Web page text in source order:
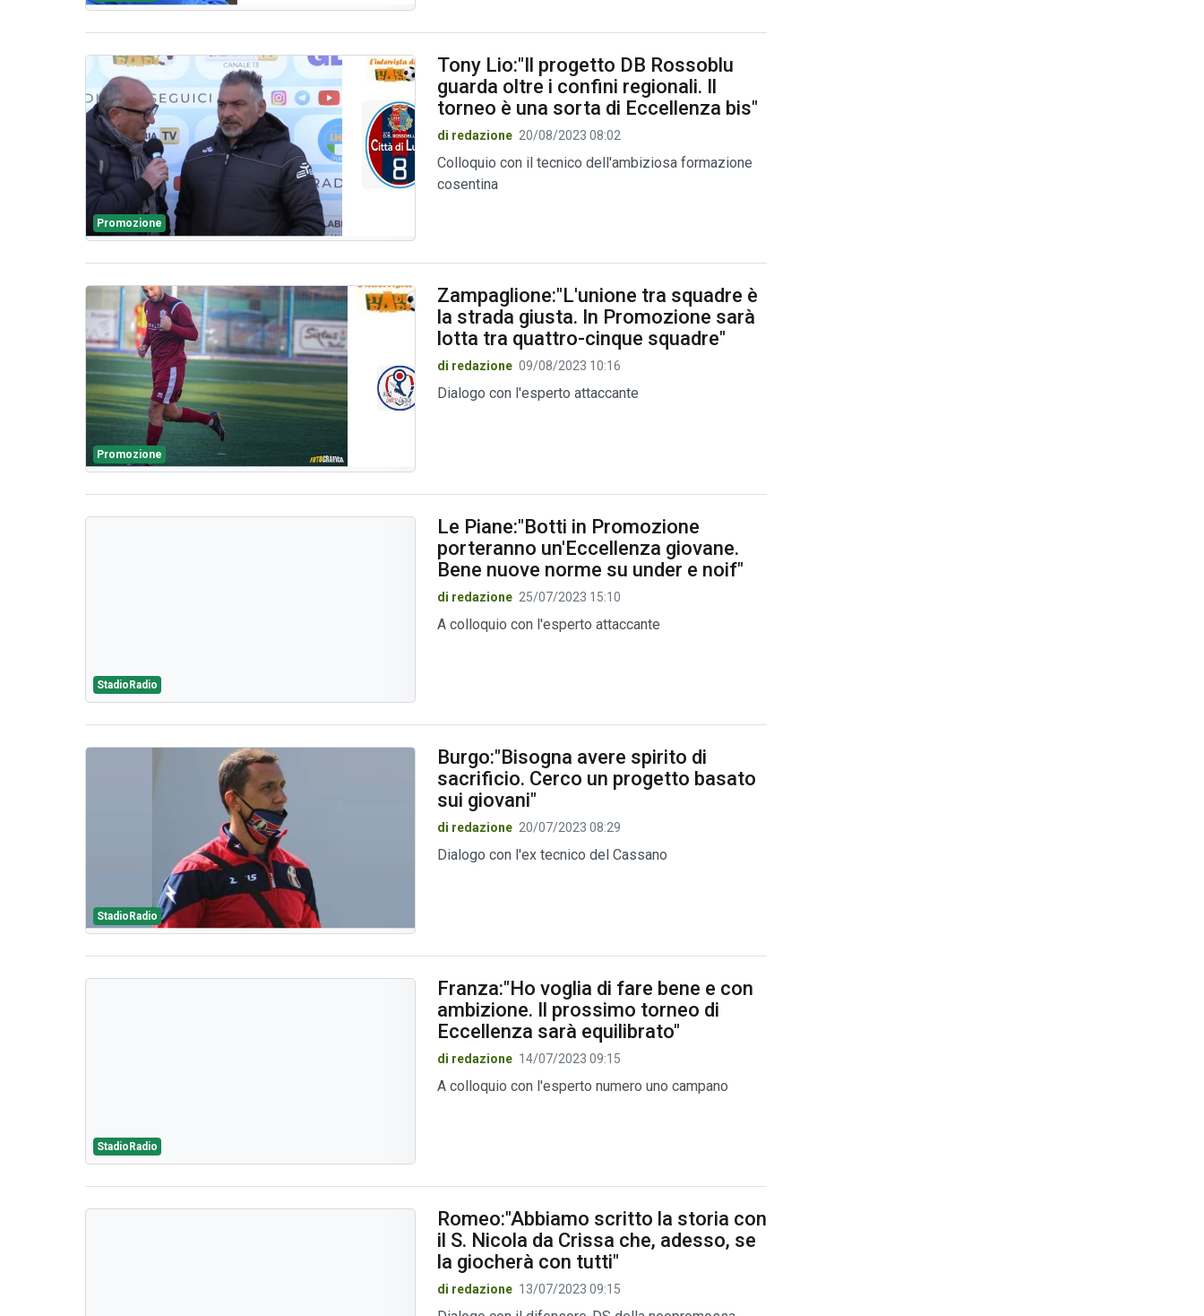
Promozione
Tony Lio:"Il progetto DB Rossoblu
guarda oltre i confini regionali. Il
torneo è una sorta di Eccellenza bis"
di redazione 20/08/2023 08:02
Colloquio con il tecnico dell'ambiziosa formazione
cosentina
Promozione
Zampaglione:"L'unione tra squadre è
la strada giusta. In Promozione sarà
lotta tra quattro-cinque squadre"
di redazione 09/08/2023 10:16
Dialogo con l'esperto attaccante
StadioRadio
Le Piane:"Botti in Promozione
porteranno un'Eccellenza giovane.
Bene nuove norme su under e noif"
di redazione 25/07/2023 15:10
A colloquio con l'esperto attaccante
StadioRadio
Burgo:"Bisogna avere spirito di
sacrificio. Cerco un progetto basato
sui giovani"
di redazione 20/07/2023 08:29
Dialogo con l'ex tecnico del Cassano
StadioRadio
Franza:"Ho voglia di fare bene e con
ambizione. Il prossimo torneo di
Eccellenza sarà equilibrato"
di redazione 14/07/2023 09:15
A colloquio con l'esperto numero uno campano
Romeo:"Abbiamo scritto la storia con
il S. Nicola da Crissa che, adesso, se
la giocherà con tutti"
di redazione 13/07/2023 09:15